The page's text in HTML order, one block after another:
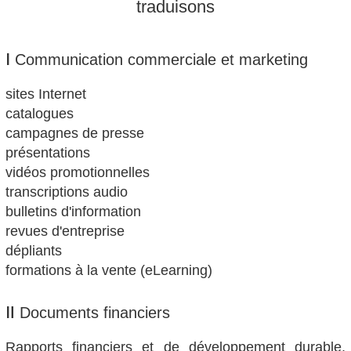
traduisons
Ⅰ Communication commerciale et marketing
sites Internet
catalogues
campagnes de presse
présentations
vidéos promotionnelles
transcriptions audio
bulletins d'information
revues d'entreprise
dépliants
formations à la vente (eLearning)
Ⅱ Documents financiers
Rapports financiers et de développement durable,